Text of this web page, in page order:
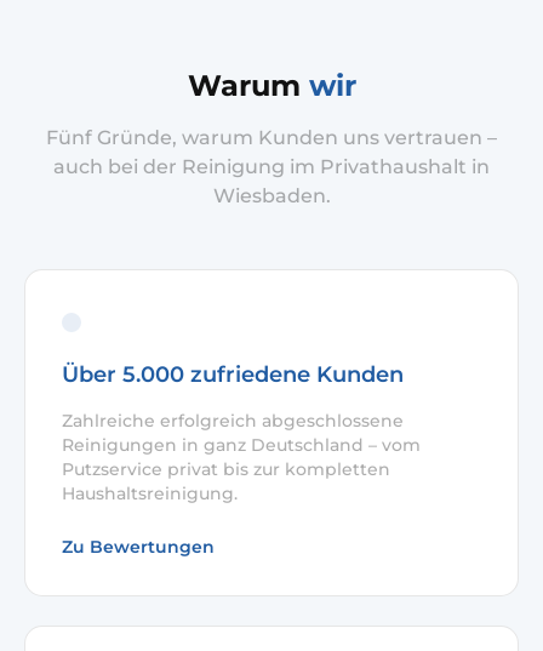
Warum wir
Fünf Gründe, warum Kunden uns vertrauen –
auch bei der Reinigung im Privathaushalt in
Wiesbaden.
Über 5.000 zufriedene Kunden
Zahlreiche erfolgreich abgeschlossene
Reinigungen in ganz Deutschland – vom
Putzservice privat bis zur kompletten
Haushaltsreinigung.
Zu Bewertungen